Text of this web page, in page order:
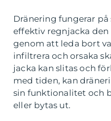
Dränering fungerar
effektiv regnjacka
genom att leda bort
infiltrera och orsaka
jacka kan slitas och
med tiden, kan
sin funktionalitet och
eller bytas ut.